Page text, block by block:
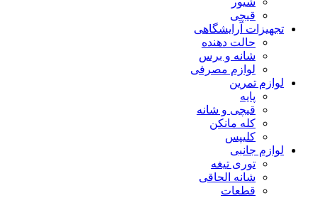
قیچی
تجهیزات آرایشگاهی
حالت دهنده
شانه و برس
لوازم مصرفی
لوازم تمرین
پایه
قیچی و شانه
کله مانکن
کلیپس
لوازم جانبی
توری تیغه
شانه الحاقی
قطعات